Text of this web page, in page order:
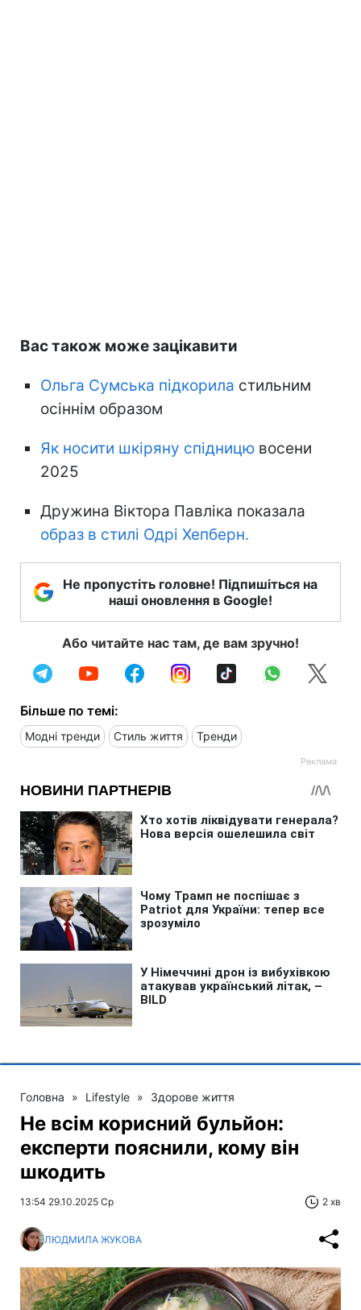
Вас також може зацікавити
Ольга Сумська підкорила стильним
осіннім образом
Як носити шкіряну спідницю восени
2025
Дружина Віктора Павліка показала
образ в стилі Одрі Хепберн.
Не пропустіть головне! Підпишіться на
наші оновлення в Google!
Або читайте нас там, де вам зручно!
Більше по темі:
Модні тренди Стиль життя Тренди
Головна » Lifestyle » Здорове життя
Не всім корисний бульйон:
експерти пояснили, кому він
шкодить
13:54 29.10.2025 Ср 2 хв
ЛЮДМИЛА ЖУКОВА